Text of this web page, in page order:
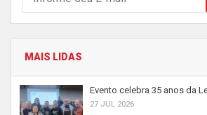
MAIS LIDAS
Evento celebra 35 anos da
27 JUL 2026